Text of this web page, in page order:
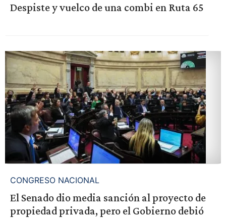
Despiste y vuelco de una combi en Ruta 65
CONGRESO NACIONAL
El Senado dio media sanción al proyecto de
propiedad privada, pero el Gobierno debió